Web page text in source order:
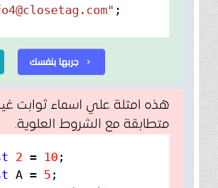
;
جربها بنفسك chevron_right
هذه امثلة علي اسماء ثوابت
متطابقة مع الشروط العلوية.
2 = 10
A = 5